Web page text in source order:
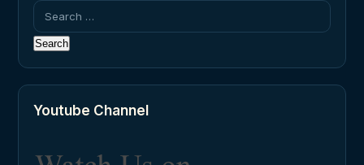
Search
for:
Youtube Channel